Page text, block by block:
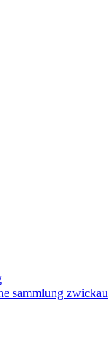
sammlung zwickau